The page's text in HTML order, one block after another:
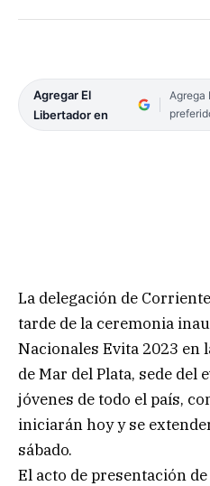
Agregar El
Libertador en
Agrega
La delegación de
tarde de la ceremonia
Nacionales Evita 2023 en
de Mar del Plata, sede del
jóvenes de todo el país,
iniciarán hoy y se
sábado.
El acto de presentación